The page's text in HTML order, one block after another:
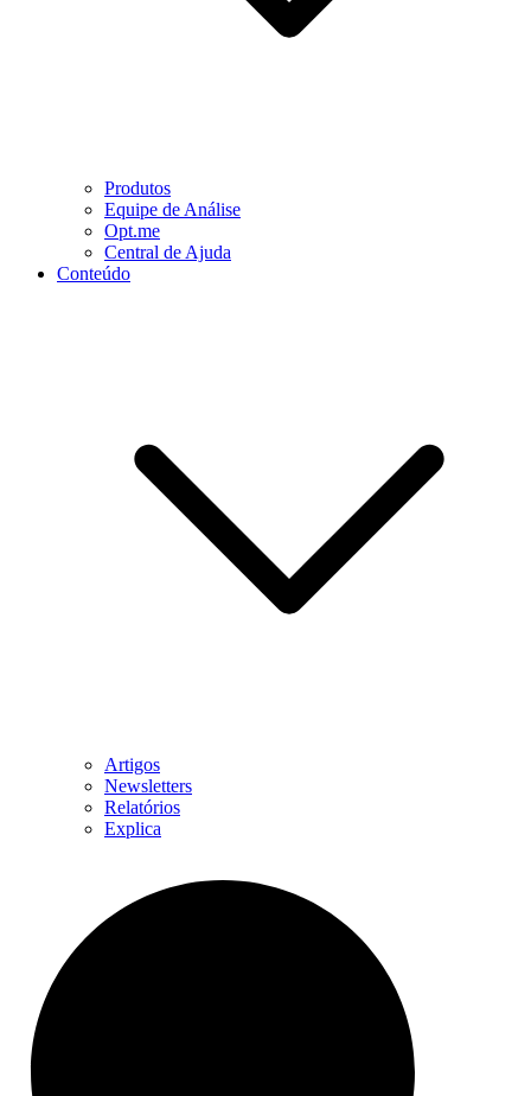
Produtos
Equipe de Análise
Opt.me
Central de Ajuda
Conteúdo
Artigos
Newsletters
Relatórios
Explica